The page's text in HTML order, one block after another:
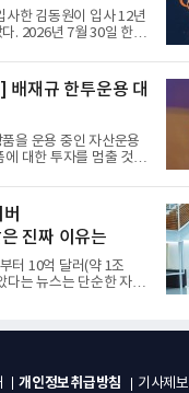
융계열 수장 등극
사한 김동원이 입사 12년
. 2026년 7월 30일 한화
재규 한투운용 대
투자 지금이라도
을 운용 중인 자산운용
에 대한 투자를 멈출 것을
진짜 이유는
터 10억 달러(약 1조
다는 뉴스는 단순한 자금
개인정보취급방침 기사제보